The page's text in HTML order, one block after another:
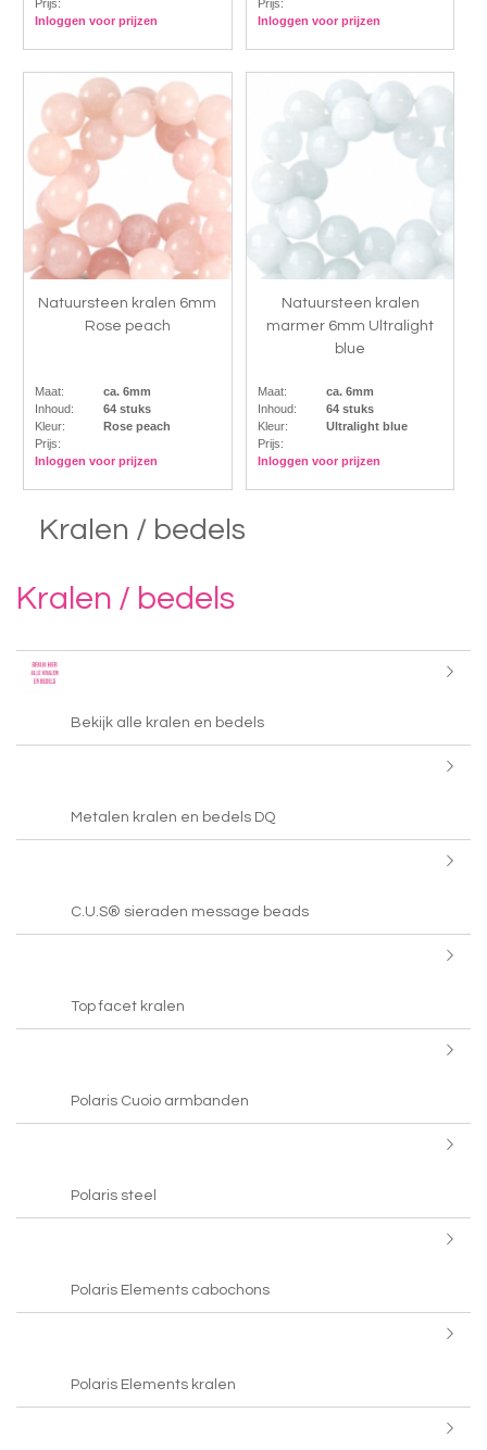
Prijs:
Inloggen voor prijzen
Prijs:
Inloggen voor prijzen
Natuursteen kralen 6mm
Rose peach
Maat:
ca. 6mm
Inhoud:
64 stuks
Kleur:
Rose peach
Prijs:
Inloggen voor prijzen
Natuursteen kralen
marmer 6mm Ultralight
blue
Maat:
ca. 6mm
Inhoud:
64 stuks
Kleur:
Ultralight blue
Prijs:
Inloggen voor prijzen
Kralen / bedels
Kralen / bedels
Bekijk alle kralen en bedels
Metalen kralen en bedels DQ
C.U.S® sieraden message beads
Top facet kralen
Polaris Cuoio armbanden
Polaris steel
Polaris Elements cabochons
Polaris Elements kralen